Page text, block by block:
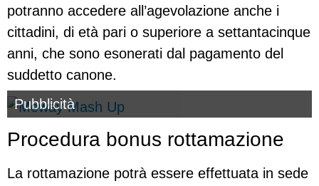
potranno accedere all’agevolazione anche i
cittadini, di età pari o superiore a settantacinque
anni, che sono esonerati dal pagamento del
suddetto canone.
Pubblicità
Procedura bonus rottamazione
La rottamazione potrà essere effettuata in sede